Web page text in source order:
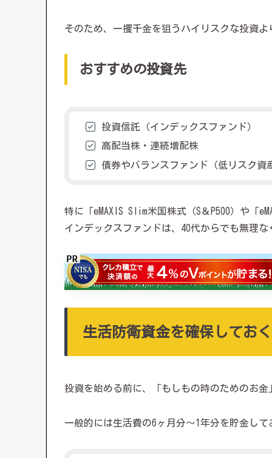
そのため、一攫千金を狙うハイリスクな投資
おすすめの投資先
投資信託（インデックスファンド）
高配当株・連続増配株
債券やバランスファンド（低リスク資
特に「eMAXIS Slim米国株式（S＆P500）や「
インデックスファンドは、40代からでも無理
生活防衛資金を確保しておく
投資を始める前に、「もしもの時のためのお
一般的には生活費の6ヶ月分～1年分を貯金し